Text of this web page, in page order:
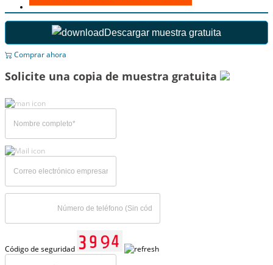
Descargar muestra gratuita
Comprar ahora
Solicite una copia de muestra gratuita
Código de seguridad